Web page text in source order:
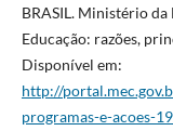
BRASIL. Ministério
Educação: razões,
Disponível em:
http://
programas-e-acoes-